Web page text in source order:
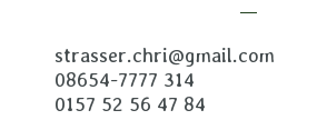
strasser.chri@gmail.com
08654-7777 314
0157 52 56 47 84